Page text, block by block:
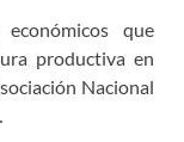
que
productiva en
Nacional